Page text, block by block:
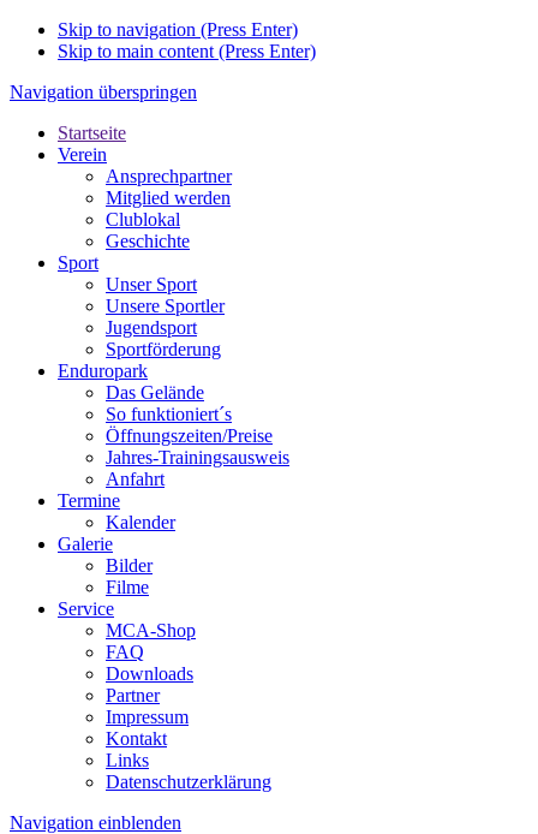
Skip to navigation (Press Enter)
Skip to main content (Press Enter)
Navigation überspringen
Startseite
Verein
Ansprechpartner
Mitglied werden
Clublokal
Geschichte
Sport
Unser Sport
Unsere Sportler
Jugendsport
Sportförderung
Enduropark
Das Gelände
So funktioniert´s
Öffnungszeiten/Preise
Jahres-Trainingsausweis
Anfahrt
Termine
Kalender
Galerie
Bilder
Filme
Service
MCA-Shop
FAQ
Downloads
Partner
Impressum
Kontakt
Links
Datenschutzerklärung
Navigation einblenden